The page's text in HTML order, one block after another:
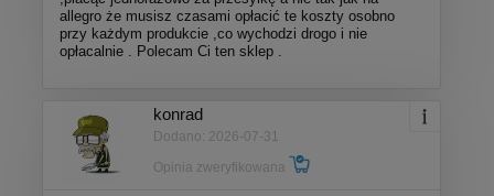
allegro że musisz czasami opłacić te koszty osobno
przy każdym produkcie ,co wychodzi drogo i nie
opłacalnie . Polecam Ci ten sklep .
konrad
Dodano: 2026-07-31
Opinia zweryfikowana